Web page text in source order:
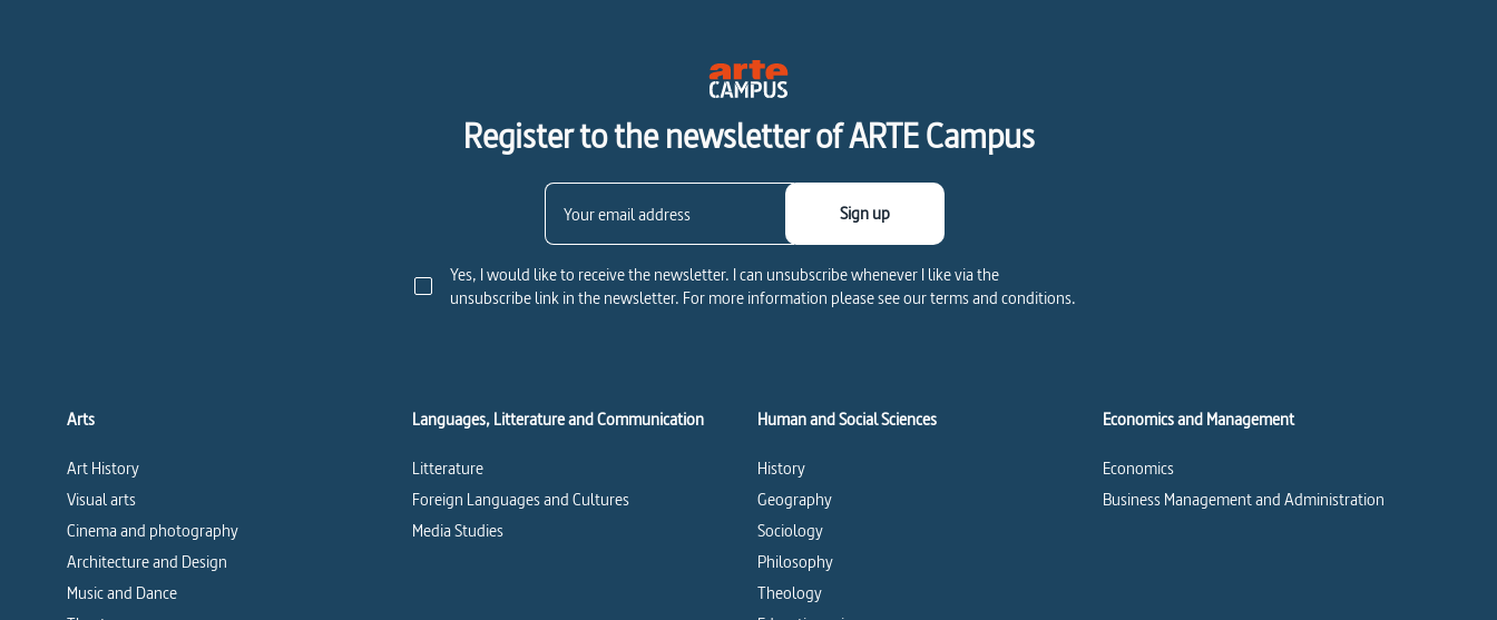
Register to the newsletter of ARTE Campus
Yes, I would like to receive the newsletter. I can unsubscribe whenever I like via the
unsubscribe link in the newsletter. For more information please see our terms and conditions.
Sign up
Arts
Art History
Visual arts
Cinema and photography
Architecture and Design
Music and Dance
Languages, Litterature and Communication
Litterature
Foreign Languages and Cultures
Media Studies
Human and Social Sciences
History
Geography
Sociology
Philosophy
Theology
Economics and Management
Economics
Business Management and Administration